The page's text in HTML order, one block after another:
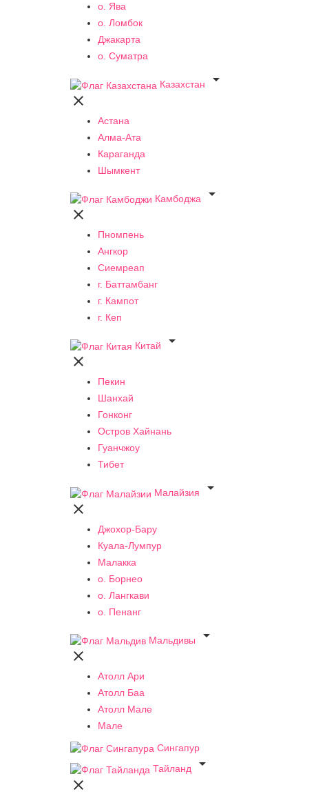
о. Ява
о. Ломбок
Джакарта
о. Суматра
Казахстан


Астана
Алма-Ата
Караганда
Шымкент
Камбоджа


Пномпень
Ангкор
Сиемреап
г. Баттамбанг
г. Кампот
г. Кеп
Китай


Пекин
Шанхай
Гонконг
Остров Хайнань
Гуанчжоу
Тибет
Малайзия


Джохор-Бару
Куала-Лумпур
Малакка
о. Борнео
о. Лангкави
о. Пенанг
Мальдивы


Атолл Ари
Атолл Баа
Атолл Мале
Мале
Сингапур
Тайланд

